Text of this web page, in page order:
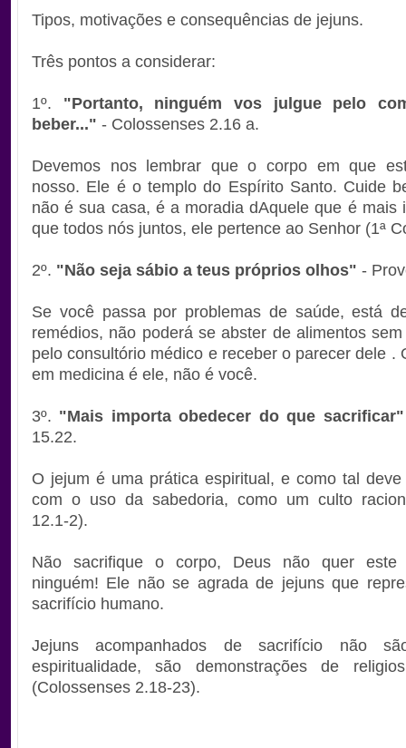
Tipos, motivações e consequências de jejuns.
Três pontos a considerar:
1º. "Portanto, ninguém vos julgue pelo
beber..." - Colossenses 2.16 a.
Devemos nos lembrar que o corpo em que
nosso. Ele é o templo do Espírito Santo. Cuide
não é sua casa, é a moradia dAquele que é mais
que todos nós juntos, ele pertence ao Senhor (1ª
2º. "Não seja sábio a teus próprios olhos" -
Se você passa por problemas de saúde, está
remédios, não poderá se abster de alimentos
pelo consultório médico e receber o parecer dele .
em medicina é ele, não é você.
3º. "Mais importa obedecer do que sacrificar"
15.22.
O jejum é uma prática espiritual, e como tal
com o uso da sabedoria, como um culto
12.1-2).
Não sacrifique o corpo, Deus não quer este
ninguém! Ele não se agrada de jejuns que
sacrifício humano.
Jejuns acompanhados de sacrifício não
espiritualidade, são demonstrações de
(Colossenses 2.18-23).